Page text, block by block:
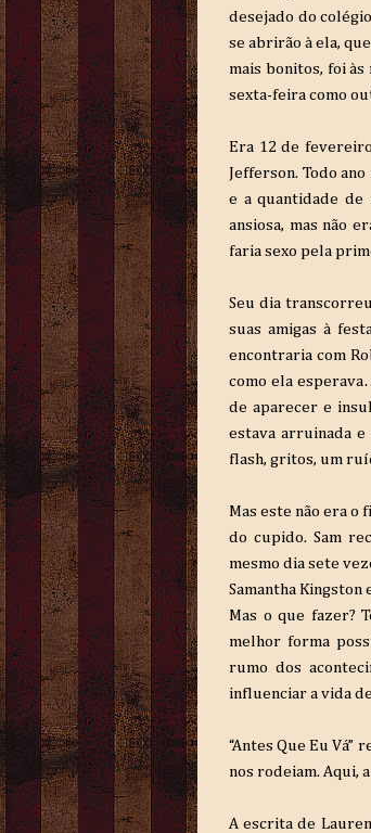
desejado do
se abrirão à ela,
mais bonitos, foi
sexta-feira como
Era 12 de
Jefferson. Todo
e a quantidade de
ansiosa, mas não
faria sexo pela
Seu dia
suas amigas à
encontraria com
como ela
de aparecer e
estava arruinada
flash, gritos, um
Mas este não era o
do cupido. Sam
mesmo dia sete
Samantha
Mas o que fazer?
melhor forma
rumo dos
influenciar a vida
“Antes Que Eu
nos rodeiam. Aqui,
A escrita de